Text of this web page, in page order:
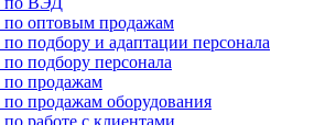
по оптовым продажам
подбору и адаптации персонала
подбору персонала
по продажам
по продажам оборудования
работе с клиентами